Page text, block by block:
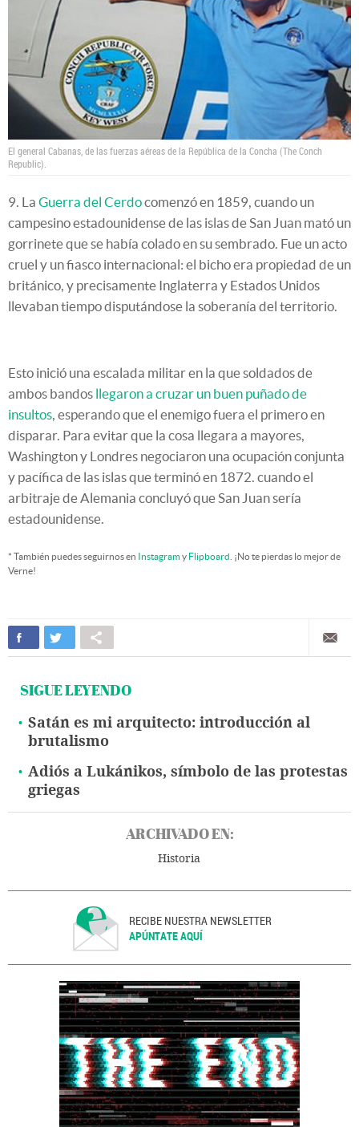
El general Cabanas, de las fuerzas aéreas de la República de la Concha (The Conch
Republic).
9. La Guerra del Cerdocomenzó en 1859, cuando un
campesino estadounidense de las islas de San Juan mató un
gorrinete que se había colado en su sembrado. Fue un acto
cruel y un fiasco internacional: el bicho era propiedad de un
británico, y precisamente Inglaterra y Estados Unidos
llevaban tiempo disputándose la soberanía del territorio.
Esto inició una escalada militar en la que soldados de
ambos bandos llegaron a cruzar un buen puñado de
insultos, esperando que el enemigo fuera el primero en
disparar. Para evitar que la cosa llegara a mayores,
Washington y Londres negociaron una ocupación conjunta
y pacífica de las islas que terminó en 1872. cuando el
arbitraje de Alemania concluyó que San Juan sería
estadounidense.
* También puedes seguirnos en Instagramy Flipboard . ¡No te pierdas lo mejor de
Verne!
SIGUE LEYENDO
Satán es mi arquitecto: introducción al
brutalismo
Adiós a Lukánikos, símbolo de las protestas
griegas
ARCHIVADO EN:
Historia
RECIBE NUESTRA NEWSLETTER
APÚNTATE AQUÍ